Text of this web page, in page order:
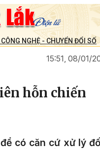
NGHỆ - CHUYỂN ĐỔI SỐ
15:51, 08/01/
hỗn chiến
có căn cứ xử lý